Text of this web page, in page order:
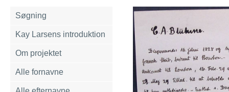
Søgning
Kay Larsens introduktion
Om projektet
Alle fornavne